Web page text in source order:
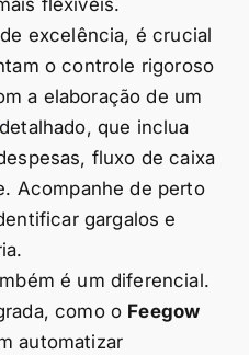
flexíveis.
excelência, é crucial
o controle rigoroso
a elaboração de um
que inclua
fluxo de caixa
Acompanhe de perto
gargalos e
é um diferencial.
como o Feegow
automatizar